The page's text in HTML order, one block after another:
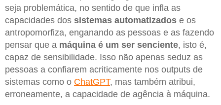
seja problemática, no sentido de que infla as
capacidades dos sistemas automatizados e os
antropomorfiza, enganando as pessoas e as fazendo
pensar que a máquina é um ser senciente, isto é,
capaz de sensibilidade. Isso não apenas seduz as
pessoas a confiarem acriticamente nos outputs de
sistemas como o ChatGPT, mas também atribui,
erroneamente, a capacidade de agência à máquina.